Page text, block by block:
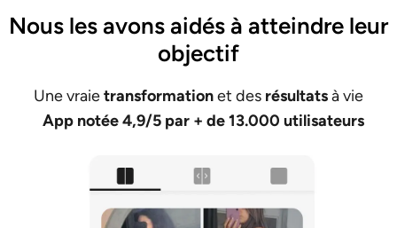
Nous les avons aidés à atteindre leur
objectif
Une vraietransformationet des résultatsà vie
App notée 4,9/5 par + de 13.000 utilisateurs